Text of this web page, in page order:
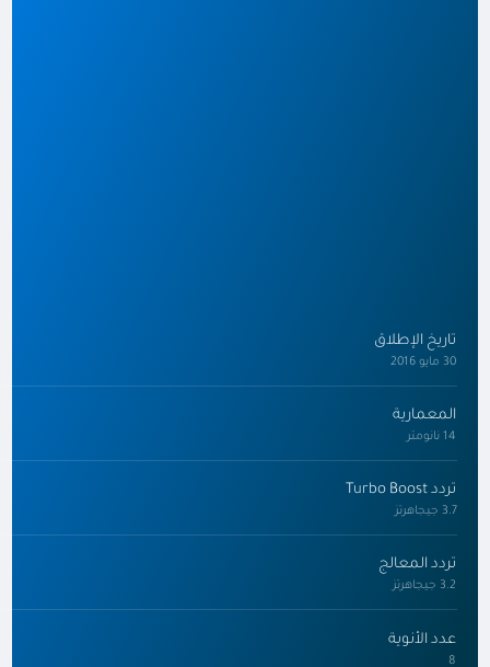
تاريخ الإطلاق
30 مايو 2016
المعمارية
14 نانومتر
تردد Turbo Boost
3.7 جيجاهرتز
تردد المعالج
3.2 جيجاهرتز
عدد الأنوية